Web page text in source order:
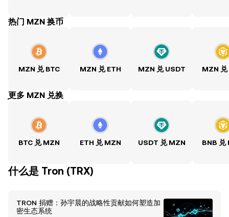
热门 MZN 换币
MZN 兑 BTC MZN 兑 ETH MZN 兑 USDT MZN 兑
ִִִִִִִִִִִִִִִִִִִִִִִִִִִִִִִִִִִִִִִִִִִִִִִִ更多 MZN 兑换
BTC 兑 MZN ETH 兑 MZN USDT 兑 MZN BNB 兑
什么是 Tron (TRX)
TRON 捐赠：孙宇晨的战略性贡献如何塑造加
密生态系统